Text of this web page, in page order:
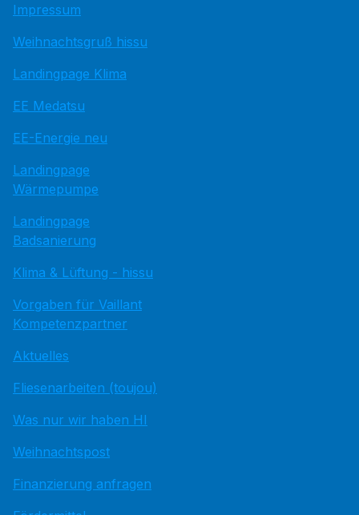
Impressum
Weihnachtsgruß hissu
Landingpage Klima
EE Medatsu
EE-Energie neu
Landingpage
Wärmepumpe
Landingpage
Badsanierung
Klima & Lüftung - hissu
Vorgaben für Vaillant
Kompetenzpartner
Aktuelles
Fliesenarbeiten (toujou)
Was nur wir haben HI
Weihnachtspost
Finanzierung anfragen